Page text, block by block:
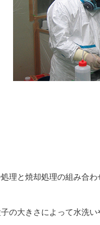
理と焼却処理の組み合
の大きさによって水洗